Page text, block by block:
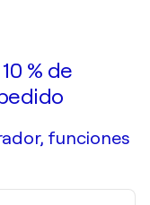
% de
funciones